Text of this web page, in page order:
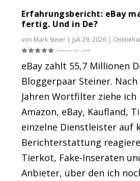
Erfahrungsbericht: eBay
fertig. Und in De?
von Mark Steier | Juli 29, 2026 |
eBay zahlt 55,7 Millionen
Bloggerpaar Steiner.
Jahren Wortfilter ziehe ich
Amazon, eBay, Kaufland,
einzelne Dienstleister auf
Berichterstattung
Tierkot, Fake-Inseraten
Anbieter, über den ich